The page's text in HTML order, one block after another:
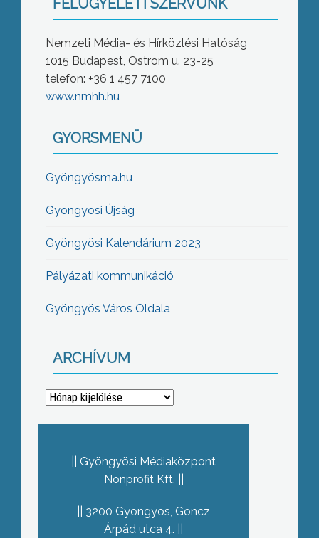
FELÜGYELETI SZERVÜNK
Nemzeti Média- és Hírközlési Hatóság
1015 Budapest, Ostrom u. 23-25
telefon: +36 1 457 7100
www.nmhh.hu
GYORSMENÜ
Gyöngyösma.hu
Gyöngyösi Újság
Gyöngyösi Kalendárium 2023
Pályázati kommunikáció
Gyöngyös Város Oldala
ARCHÍVUM
Archívum
Gyöngyösi Médiaközpont
Nonprofit Kft.
3200 Gyöngyös, Göncz
Árpád utca 4.